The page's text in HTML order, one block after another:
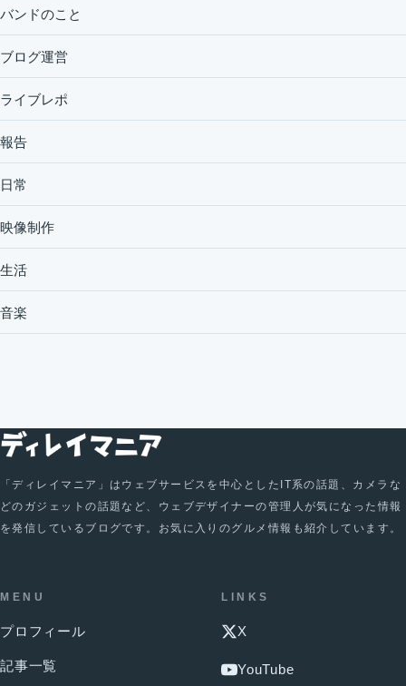
バンドのこと
ブログ運営
ライブレポ
報告
日常
映像制作
生活
音楽
「ディレイマニア」はウェブサービスを中心としたIT系の話題、カメラな
どのガジェットの話題など、ウェブデザイナーの管理人が気になった情報
を発信しているブログです。お気に入りのグルメ情報も紹介しています。
MENU
プロフィール
記事一覧
LINKS
X
YouTube